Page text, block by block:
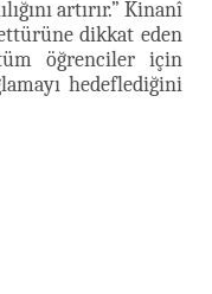
artırır.” Kinanî
dikkat eden
öğrenciler için
hedeflediğini